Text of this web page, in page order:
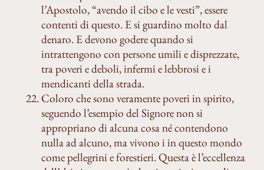
l’Apostolo, “avendo il cibo e le vesti”, essere
contenti di questo. E si guardino molto dal
denaro. E devono godere quando si
intrattengono con persone umili e disprezzate,
tra poveri e deboli, infermi e lebbrosi e i
mendicanti della strada.
Coloro che sono veramente poveri in spirito,
seguendo l’esempio del Signore non si
appropriano di alcuna cosa né contendono
nulla ad alcuno, ma vivono i in questo mondo
come pellegrini e forestieri. Questa è l’eccellenza